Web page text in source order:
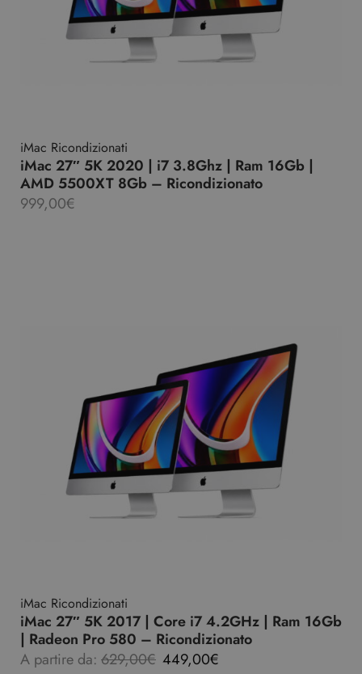
iMac Ricondizionati
iMac 27″ 5K 2020 | i7 3.8Ghz | Ram 16Gb |
AMD 5500XT 8Gb – Ricondizionato
999,00€
iMac Ricondizionati
iMac 27″ 5K 2017 | Core i7 4.2GHz | Ram 16Gb
| Radeon Pro 580 – Ricondizionato
A partire da: 629,00€ 449,00€